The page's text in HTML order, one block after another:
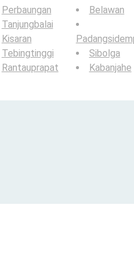
Perbaungan
Tanjungbalai
Kisaran
Tebingtinggi
Rantauprapat
Belawan
Sibolga
Kabanjahe